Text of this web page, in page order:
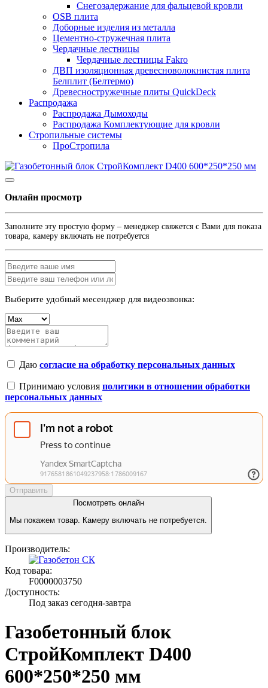
Снегозадержание для фальцевой кровли
OSB плита
Доборные изделия из металла
Цементно-стружечная плита
Чердачные лестницы
Чердачные лестницы Fakro
ДВП изоляционная древесноволокнистая плита
Белплит (Белтермо)
Древесностружечные плиты QuickDeck
Распродажа
Распродажа Дымоходы
Распродажа Комплектующие для кровли
Стропильные системы
ПроСтропила
Онлайн просмотр
Заполните эту простую форму – менеджер свяжется с Вами для показа
товара, камеру включать не потребуется
Выберите удобный месенджер для видеозвонка:
Даю согласие на обработку персональных данных
Принимаю условия политики в отношении обработки
персональных данных
Отправить
Посмотреть онлайн
Мы покажем товар. Камеру включать не потребуется.
Производитель:
Код товара:
F0000003750
Доступность:
Под заказ сегодня-завтра
Газобетонный блок
СтройКомплект D400
600*250*250 мм